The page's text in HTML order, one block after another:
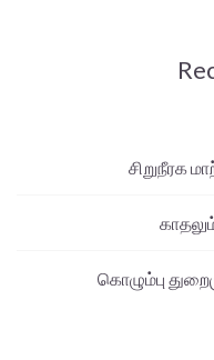
சிறுநீரக
கொழும்பு